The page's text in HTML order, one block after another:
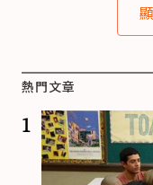
熱門文章
1